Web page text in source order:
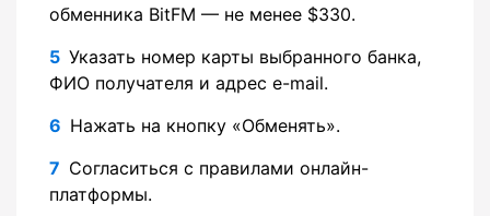
обменника BitFM — не менее $330.
Указать номер карты выбранного банка,
ФИО получателя и адрес e-mail.
Нажать на кнопку «Обменять».
Согласиться с правилами онлайн-
платформы.